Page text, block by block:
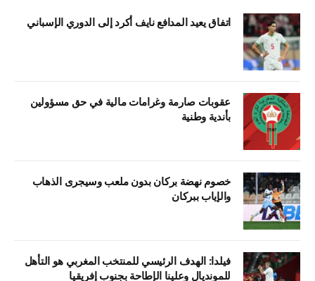
اتفاق يعيد المدافع نايف أكرد إلى الدوري الإسباني
عقوبات صارمة وغرامات مالية في حق مسؤولين
بأندية وطنية
خصوم نهضة بركان بدون ملعب وسيجرى الذهاب
والإياب ببركان
فيلدا: الهدف الرئيسي للمنتخب المغربي هو التأهل
للمونديال وعلينا الإطاحة بجنوب إفريقيا